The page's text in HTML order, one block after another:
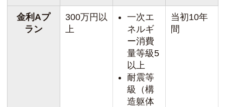
金利Aプ
ラン
300万円以
上
一次エ
ネルギ
ー消費
量等級5
以上
耐震等
級（構
造躯体
当初10年
間